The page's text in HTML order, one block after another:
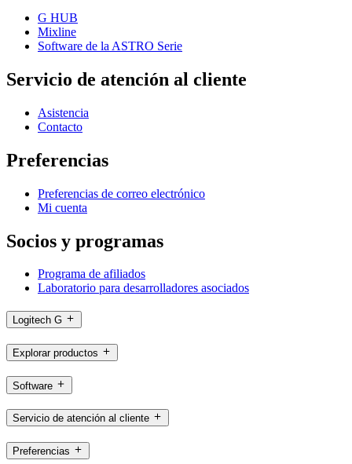
G HUB
Mixline
Software de la ASTRO Serie
Servicio de atención al cliente
Asistencia
Contacto
Preferencias
Preferencias de correo electrónico
Mi cuenta
Socios y programas
Programa de afiliados
Laboratorio para desarrolladores asociados
Logitech G
Explorar productos
Software
Servicio de atención al cliente
Preferencias